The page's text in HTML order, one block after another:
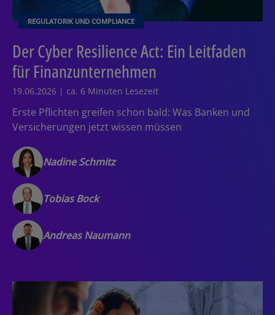
REGULATORIK UND COMPLIANCE
Der Cyber Resilience Act: Ein Leitfaden
für Finanzunternehmen
19.06.2026 | ca. 6 Minuten Lesezeit
Erste Pflichten greifen schon bald: Was Banken und
Versicherungen jetzt wissen müssen
Nadine Schmitz
Tobias Bock
Andreas Naumann